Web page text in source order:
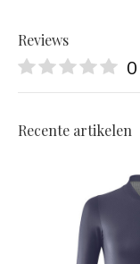
Reviews
0
Recente artikelen